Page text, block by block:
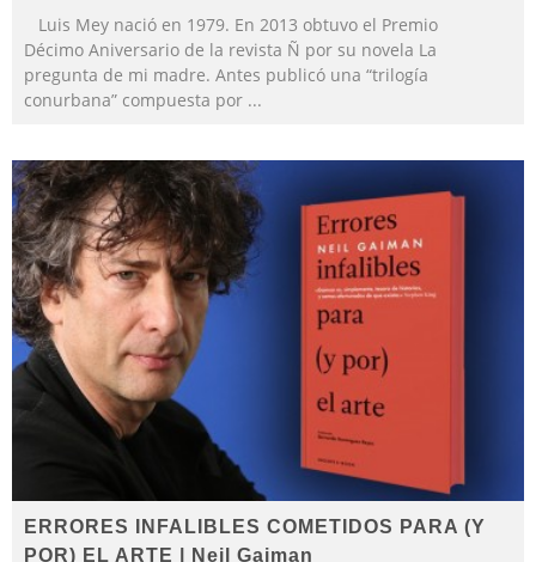
Luis Mey nació en 1979. En 2013 obtuvo el Premio
Décimo Aniversario de la revista Ñ por su novela La
pregunta de mi madre. Antes publicó una “trilogía
conurbana” compuesta por ...
ERRORES INFALIBLES COMETIDOS PARA (Y
POR) EL ARTE | Neil Gaiman